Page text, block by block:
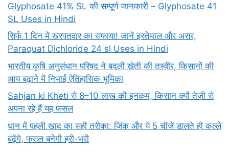
Glyphosate 41% SL की सम्पूर्ण जानकारी – Glyphosate 41
SL Uses in Hindi
सिर्फ 1 दिन में खरपतवार का सफाया! जानें इस्तेमाल और असर,
Paraquat Dichloride 24 sl Uses in Hindi
भारतीय कृषि अनुसंधान परिषद ने बदली खेती की तस्वीर, किसानों की
आय बढ़ाने में निभाई ऐतिहासिक भूमिका
Sahjan ki Kheti से 8–10 लाख की इनकम, किसान क्यों तेजी से
अपना रहे हैं यह फसल
धान में पहली खाद का सही तरीका: जिंक और ये 5 चीजें डालते ही कल्ले
बढ़ेंगे, फसल बनेगी हरी-भरी